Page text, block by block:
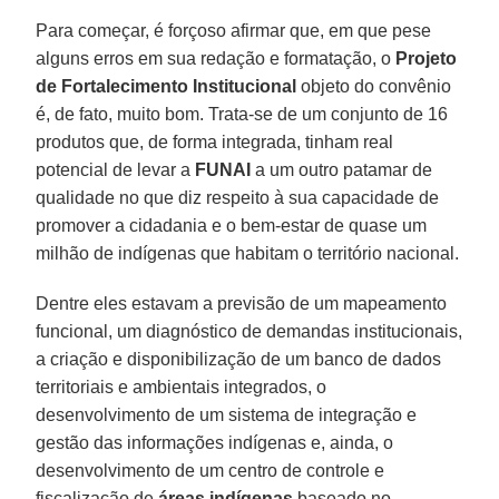
Para começar, é forçoso afirmar que, em que pese
alguns erros em sua redação e formatação, o Projeto
de Fortalecimento Institucional objeto do convênio
é, de fato, muito bom. Trata-se de um conjunto de 16
produtos que, de forma integrada, tinham real
potencial de levar a FUNAI a um outro patamar de
qualidade no que diz respeito à sua capacidade de
promover a cidadania e o bem-estar de quase um
milhão de indígenas que habitam o território nacional.
Dentre eles estavam a previsão de um mapeamento
funcional, um diagnóstico de demandas institucionais,
a criação e disponibilização de um banco de dados
territoriais e ambientais integrados, o
desenvolvimento de um sistema de integração e
gestão das informações indígenas e, ainda, o
desenvolvimento de um centro de controle e